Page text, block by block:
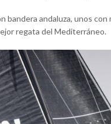
bandera andaluza, unos
regata del Mediterráneo.